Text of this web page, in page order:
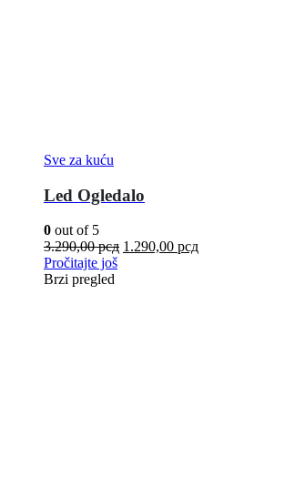
Sve za kuću
Led Ogledalo
0 out of 5
3.290,00рсд 1.290,00 рсд
Pročitajte još
Brzi pregled